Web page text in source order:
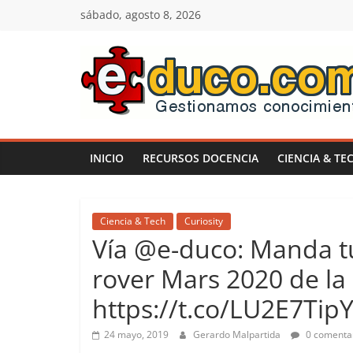
sábado, agosto 8, 2026
E-
duco:
Gestión
del
Conocimiento
Learn
Do
INICIO RECURSOS DOCENCIA CIENCIA &
Ciencia & Tech Curiosity
Vía @e-duco: Manda
rover Mars 2020 de
https://t.co/
24 mayo, 2019 Gerardo Malpartida 0